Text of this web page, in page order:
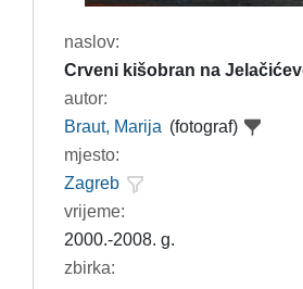
naslov:
Crveni kišobran na
autor:
Braut, Marija (fotograf)
mjesto:
Zagreb
vrijeme:
2000.-2008. g.
zbirka: